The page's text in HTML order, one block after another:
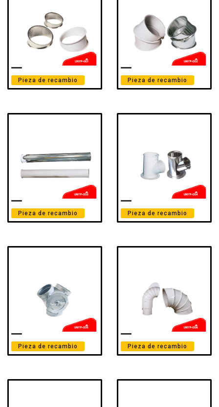
Pieza de recambio Pieza de recambio
Pieza de recambio Pieza de recambio
Pieza de recambio Pieza de recambio